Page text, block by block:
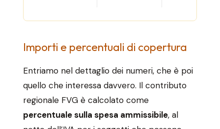
Importi e percentuali di copertura
Entriamo nel dettaglio dei numeri, che è poi
quello che interessa davvero. Il contributo
regionale FVG è calcolato come
percentuale sulla spesa ammissibile, al